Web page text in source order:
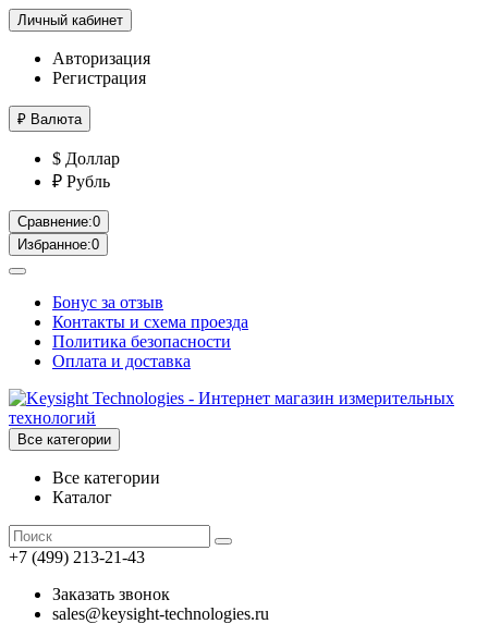
Личный кабинет
Авторизация
Регистрация
₽ Валюта
$ Доллар
₽ Рубль
Сравнение:0
Избранное:0
Бонус за отзыв
Контакты и схема проезда
Политика безопасности
Оплата и доставка
Все категории
Все категории
Каталог
+7 (499) 213-21-43
Заказать звонок
sales@keysight-technologies.ru